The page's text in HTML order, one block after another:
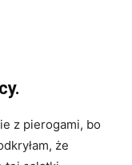
z pierogami, bo
że